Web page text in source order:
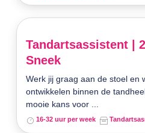
Tandartsassistent |
Sneek
Werk jij graag aan de stoel en
ontwikkelen binnen de
mooie kans voor ...
16-32 uur per week